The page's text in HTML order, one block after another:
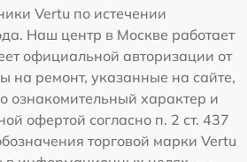
Vertu по истечении
Наш центр в Москве работает
официальной авторизации от
на ремонт, указанные на сайте,
ознакомительный характер и
офертой согласно п. 2 ст. 437
торговой марки Vertu